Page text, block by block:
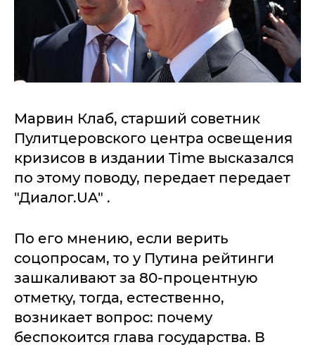
Марвин Клаб, старший советник
Пулитцеровского центра освещения
кризисов в издании Time высказался
по этому поводу, передает передает
"Диалог.UA" .
По его мнению, если верить
соцопросам, то у Путина рейтинги
зашкаливают за 80-процентную
отметку, тогда, естественно,
возникает вопрос: почему
беспокоится глава государства. В